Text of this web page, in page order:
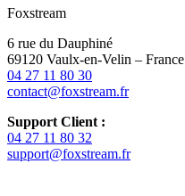
Foxstream
6 rue du Dauphiné
69120 Vaulx-en-Velin – France
04 27 11 80 30
contact@foxstream.fr
Support Client :
04 27 11 80 32
support@foxstream.fr